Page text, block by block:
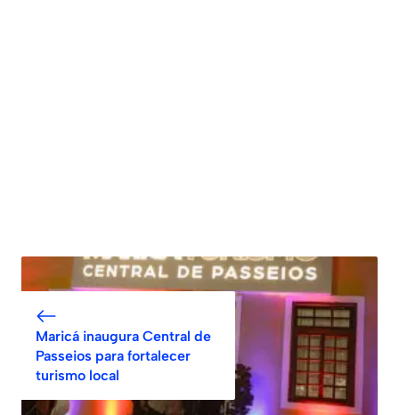
Maricá inaugura Central de
Passeios para fortalecer
turismo local